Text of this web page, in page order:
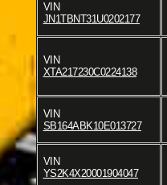
VIN
JN1TBNT31U0202177
VIN
XTA217230C0224138
VIN
SB164ABK10E013727
VIN
YS2K4X20001904047